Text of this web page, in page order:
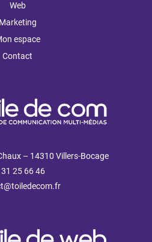
Web
Marketing
espace
Contact
– 14310 Villers-Bocage
25 66 46